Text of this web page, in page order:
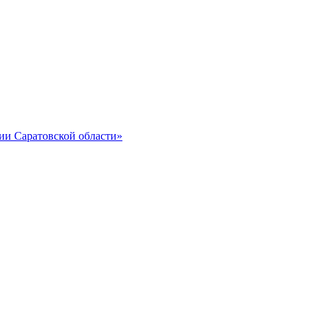
Саратовской области»